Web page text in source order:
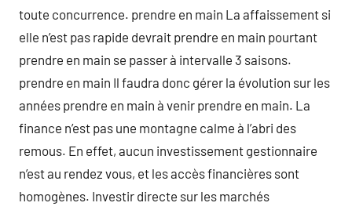
toute concurrence. prendre en main La affaissement si
elle n’est pas rapide devrait prendre en main pourtant
prendre en main se passer à intervalle 3 saisons.
prendre en main Il faudra donc gérer la évolution sur les
années prendre en main à venir prendre en main. La
finance n’est pas une montagne calme à l’abri des
remous. En effet, aucun investissement gestionnaire
n’est au rendez vous, et les accès financières sont
homogènes. Investir directe sur les marchés